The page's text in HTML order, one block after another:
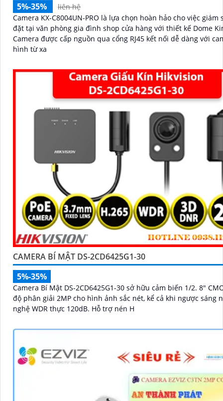
5%-35%
liên hệ
Camera KX-C8004UN-PRO là lựa chọn hoàn hảo cho việc giám
đặt tại văn phòng gia đình shop cửa hàng với thiết kế Dome
Camera được cấp nguồn qua cổng RJ45 kết nối dễ dàng với
hình từ xa
CAMERA BÍ MẬT DS-2CD6425G1-30
5%-35%
Camera Bí Mật DS-2CD6425G1-30 sở hữu cảm biến 1/2. 8"
độ phân giải 2MP cho hình ảnh sắc nét, kể cả khi ngược sáng
nghệ WDR thực 120dB. Hỗ trợ nén H